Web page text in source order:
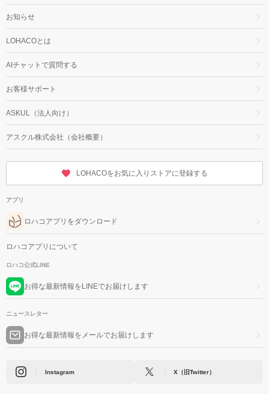
お知らせ
LOHACOとは
AIチャットで質問する
お客様サポート
ASKUL（法人向け）
アスクル株式会社（会社概要）
LOHACOをお気に入りストアに登録する
アプリ
ロハコアプリをダウンロード
ロハコアプリについて
ロハコ公式LINE
お得な最新情報をLINEでお届けします
ニュースレター
お得な最新情報をメールでお届けします
Instagram X（旧Twitter）